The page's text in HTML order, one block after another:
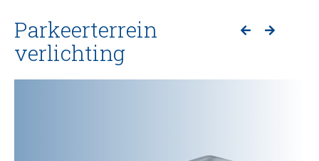
Parkeerterrein
verlichting